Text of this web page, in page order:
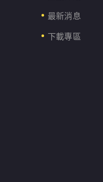
最新消息
下載專區